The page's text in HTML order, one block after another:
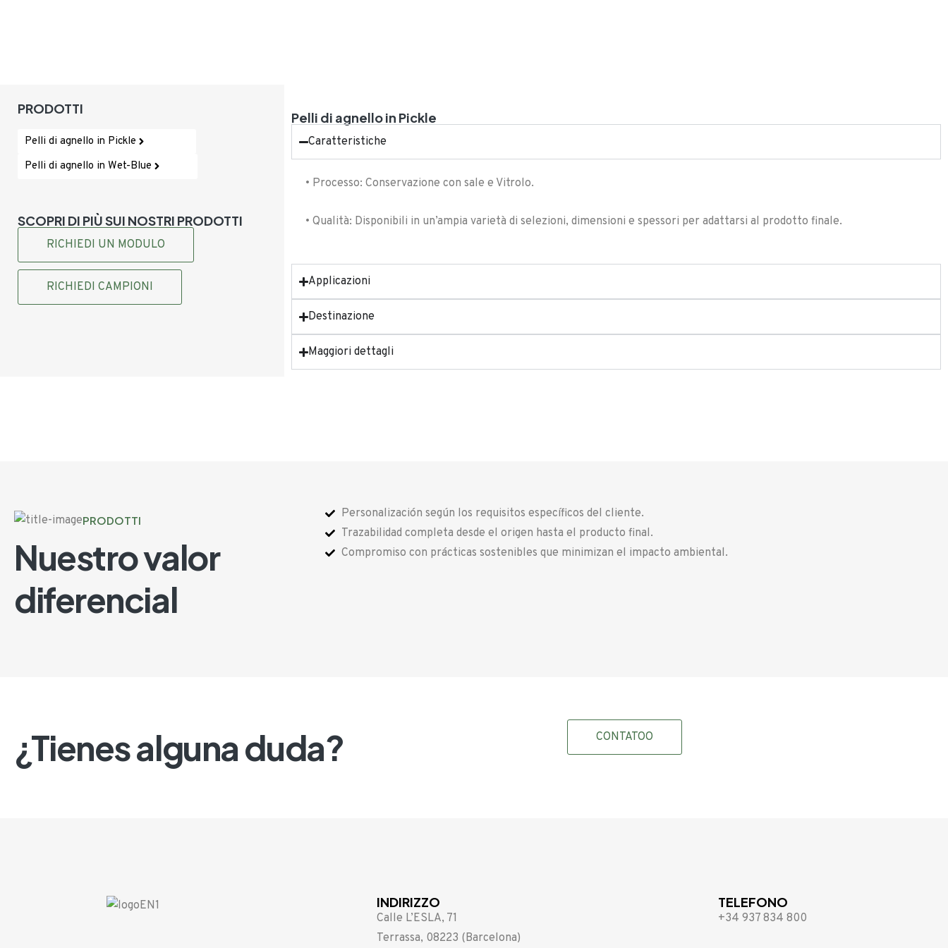
PRODOTTI
Pelli di agnello in Pickle
Pelli di agnello in Wet-Blue
SCOPRI DI PIÙ SUI NOSTRI PRODOTTI
RICHIEDI UN MODULO
RICHIEDI CAMPIONI
Pelli di agnello in Pickle
Caratteristiche
• Processo: Conservazione con sale e Vitrolo.
• Qualità: Disponibili in un’ampia varietà di selezioni, dimensioni e spessori per adattarsi al prodotto finale.
Applicazioni
Destinazione
Maggiori dettagli
PRODOTTI
Nuestro valor
diferencial
Personalización según los requisitos específicos del cliente.
Trazabilidad completa desde el origen hasta el producto final.
Compromiso con prácticas sostenibles que minimizan el impacto ambiental.
¿Tienes alguna duda? CONTATOO
INDIRIZZO
Calle L’ESLA, 71
Terrassa, 08223 (Barcelona)
TELEFONO
+34 937 834 800